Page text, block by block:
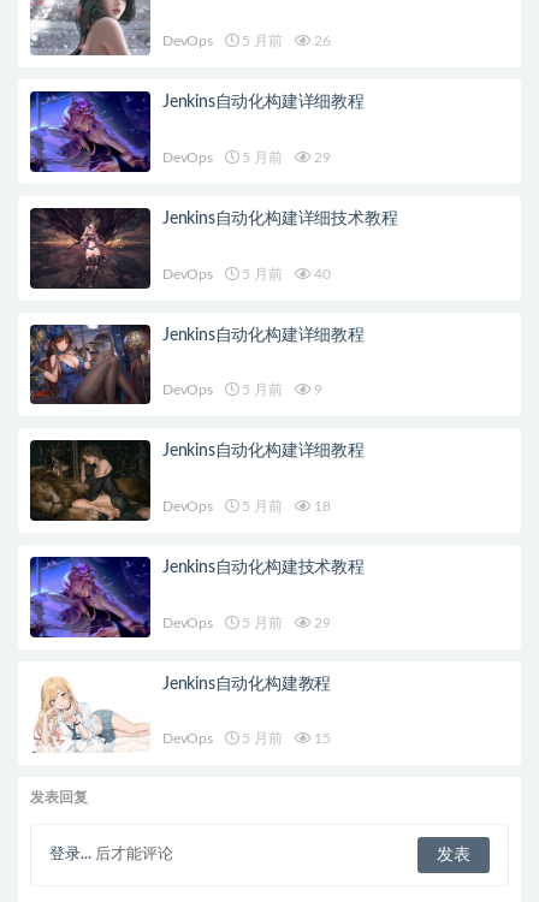
DevOps 5 月前 26
Jenkins自动化构建详细教程
DevOps 5 月前 29
Jenkins自动化构建详细技术教程
DevOps 5 月前 40
Jenkins自动化构建详细教程
DevOps 5 月前 9
Jenkins自动化构建详细教程
DevOps 5 月前 18
Jenkins自动化构建技术教程
DevOps 5 月前 29
Jenkins自动化构建教程
DevOps 5 月前 15
发表回复
登录... 后才能评论